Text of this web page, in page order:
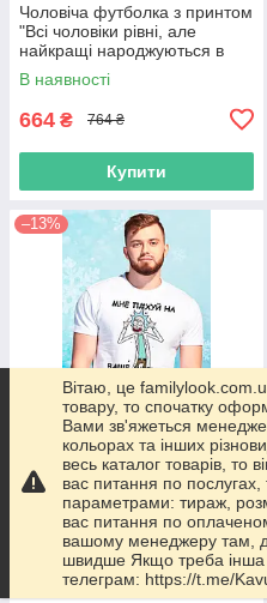
Чоловіча футболка з принтом
"Всі чоловіки рівні, але
найкращі народжуються в
березні" Push IT
В наявності
664 ₴ 764 ₴
Купити
–13%
Чоловіча футболка з принтом
"Рік і Морті П.......й" Push IT
В наявності
₴ 764 ₴
Вітаю, це
товару, то спочатку
Вами зв'яжеться
кольорах та інших
весь каталог товарів, то
вас питання по послугах,
параметрами: тираж,
вас питання по
вашому менеджеру там,
швидше Якщо треба інша
телеграм: https://t.me/